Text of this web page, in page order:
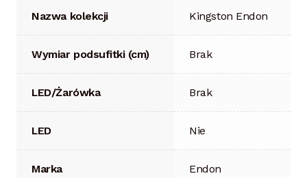
Nazwa kolekcji Kingston Endon
Wymiar podsufitki (cm) Brak
LED/Żarówka Brak
LED Nie
Marka Endon